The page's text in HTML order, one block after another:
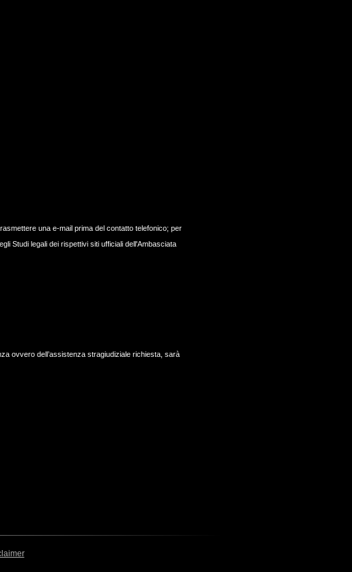
una e-mail prima del contatto telefonico; per
Studi legali dei rispettivi siti ufficiali dell'Ambasciata
ovvero dell’assistenza stragiudiziale richiesta, sarà